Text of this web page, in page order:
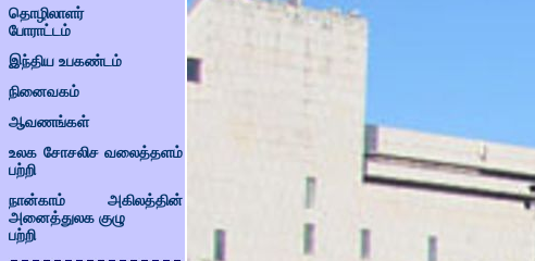
தொழிலாளர்
போராட்டம்
இந்திய உபகண்டம்
நினைவகம்
ஆவணங்கள்
உலக சோசலிச வலைத்தளம்
பற்றி
நான்காம் அகிலத்தின்
அனைத்துலக குழு
பற்றி